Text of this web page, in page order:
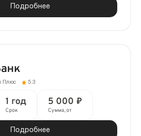
Подробнее
Плюс 5.3
1 год
Срок
5 000 ₽
Сумма, от
Подробнее